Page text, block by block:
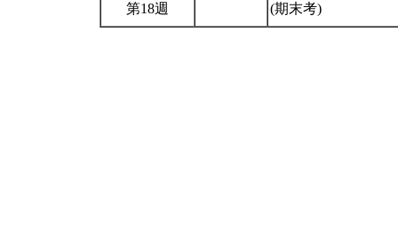
第18週 (期末考)